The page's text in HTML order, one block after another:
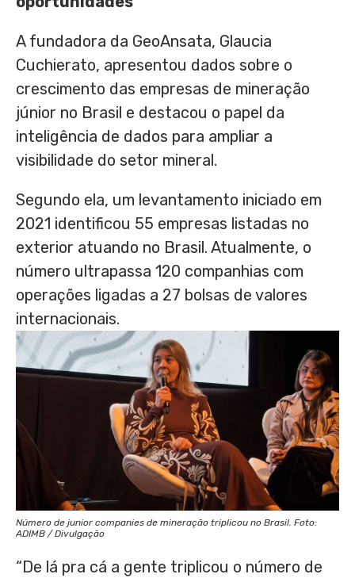
A fundadora da GeoAnsata, Glaucia
Cuchierato, apresentou dados sobre o
crescimento das empresas de mineração
júnior no Brasil e destacou o papel da
inteligência de dados para ampliar a
visibilidade do setor mineral.
Segundo ela, um levantamento iniciado em
2021 identificou 55 empresas listadas no
exterior atuando no Brasil. Atualmente, o
número ultrapassa 120 companhias com
operações ligadas a 27 bolsas de valores
internacionais.
Número de junior companies de mineração triplicou no Brasil. Foto:
ADIMB / Divulgação
“De lá pra cá a gente triplicou o número de